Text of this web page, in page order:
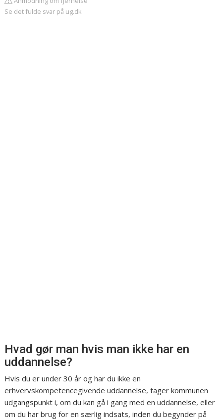
Se det fulde svar på ug.dk
Hvad gør man hvis man ikke har en
uddannelse?
Hvis du er under 30 år og har du ikke en
erhvervskompetencegivende uddannelse, tager kommunen
udgangspunkt i, om du kan gå i gang med en uddannelse, eller
om du har brug for en særlig indsats, inden du begynder på